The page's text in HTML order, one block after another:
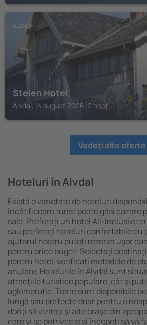
ALVDAL
Steien Hotel
Alvdal, 14 august 2026, 2 nopți
Vedeţi alte oferte
Hoteluri în Alvdal
Există o varietate de hoteluri
încât fiecare turist poate găsi cazare
sale. Preferați un hotel All-Inclusive
sau preferați hoteluri confortabile cu
ajutorul nostru puteți rezerva uşor
pentru orice buget! Selectați
pentru hotel, verificați metodele de
anulare. Hotelurile în Alvdal sunt
atracţiile turistice populare, cât și
aglomerație. Toate sunt disponibile
lungă sau perfecte doar pentru o
doriţi să vizitaţi şi alte oraşe din
care vi se potriveşte și începeți să vă